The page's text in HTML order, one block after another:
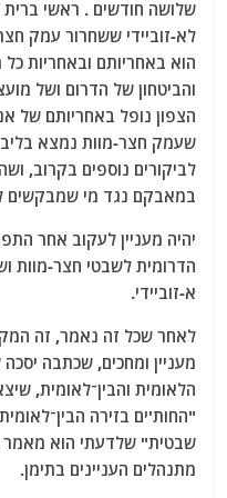
שלושה חודשים . ראשי
לא-זוביידי ששחרור עמק
הוא באחריותם ובאחריות
והביטחון של הדרום ושל
הצפון נופל באחריותם של
שעמק חצר-מוות נמצא
לביקורים נוספים בקרוב,
במאבקם נגד מי שמבקשים
יהיה מעניין לעקוב אחר
הדרומית לשבטי חצר-מוות
א-זוביידי.
לאחר שכל זה נאמר, זה
מעניין ומחכים, שכתבה
הלאומית והבין־לאומית,
"החות'ים בזירה
שבטית" שלדעתי הוא מאמר
מתנהלים העניינים בתימן.